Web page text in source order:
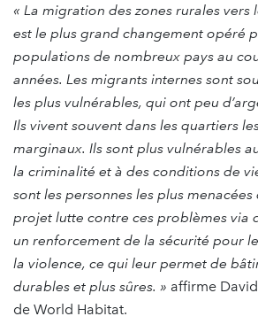
« La migration des zones rurales vers
est le plus grand changement opéré
populations de nombreux pays au
années. Les migrants internes sont
les plus vulnérables, qui ont peu
Ils vivent souvent dans les quartiers
marginaux. Ils sont plus vulnérables
la criminalité et à des conditions de
sont les personnes les plus menacées
projet lutte contre ces problèmes via
un renforcement de la sécurité pour
la violence, ce qui leur permet de
durables et plus sûres. » affirme
de World Habitat.